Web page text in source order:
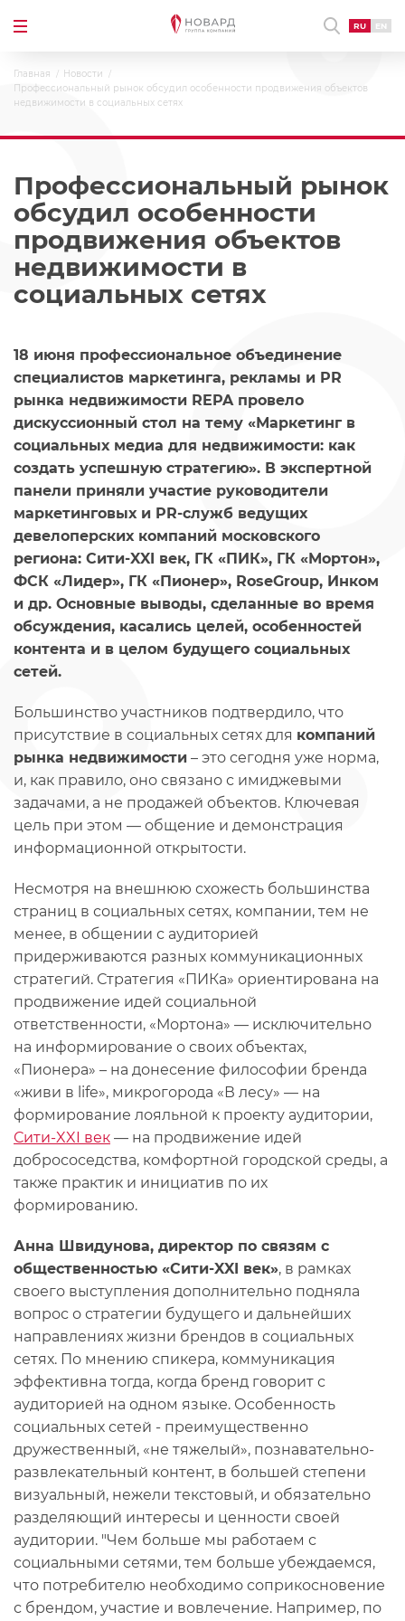
RU EN
Главная
Новости
Профессиональный рынок обсудил особенности продвижения объектов
недвижимости в социальных сетях
Профессиональный рынок
обсудил особенности
продвижения объектов
недвижимости в
социальных сетях
18 июня профессиональное объединение
специалистов маркетинга, рекламы и PR
рынка недвижимости REPA провело
дискуссионный стол на тему «Маркетинг в
социальных медиа для недвижимости: как
создать успешную стратегию». В экспертной
панели приняли участие руководители
маркетинговых и PR-служб ведущих
девелоперских компаний московского
региона: Сити-XXI век, ГК «ПИК», ГК «Мортон»,
ФСК «Лидер», ГК «Пионер», RoseGroup, Инком
и др. Основные выводы, сделанные во время
обсуждения, касались целей, особенностей
контента и в целом будущего социальных
сетей.
Большинство участников подтвердило, что
присутствие в социальных сетях для компаний
рынка недвижимости – это сегодня уже норма,
и, как правило, оно связано с имиджевыми
задачами, а не продажей объектов. Ключевая
цель при этом — общение и демонстрация
информационной открытости.
Несмотря на внешнюю схожесть большинства
страниц в социальных сетях, компании, тем не
менее, в общении с аудиторией
придерживаются разных коммуникационных
стратегий. Стратегия «ПИКа» ориентирована на
продвижение идей социальной
ответственности, «Мортона» — исключительно
на информирование о своих объектах,
«Пионера» – на донесение философии бренда
«живи в life», микрогорода «В лесу» — на
формирование лояльной к проекту аудитории,
Сити-XXI век — на продвижение идей
добрососедства, комфортной городской среды, а
также практик и инициатив по их
формированию.
Анна Швидунова, директор по связям с
общественностью «Сити-XXI век», в рамках
своего выступления дополнительно подняла
вопрос о стратегии будущего и дальнейших
направлениях жизни брендов в социальных
сетях. По мнению спикера, коммуникация
эффективна тогда, когда бренд говорит с
аудиторией на одном языке. Особенность
социальных сетей - преимущественно
дружественный, «не тяжелый», познавательно-
развлекательный контент, в большей степени
визуальный, нежели текстовый, и обязательно
разделяющий интересы и ценности своей
аудитории. "Чем больше мы работаем с
социальными сетями, тем больше убеждаемся,
что потребителю необходимо соприкосновение
с брендом, участие и вовлечение. Например, по